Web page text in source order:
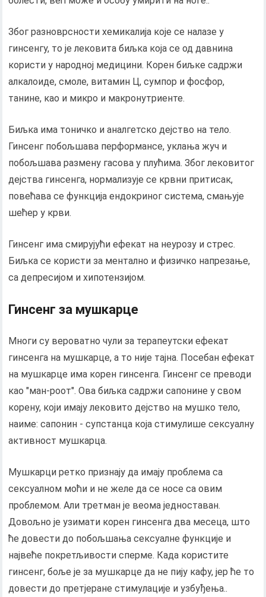
Због разноврсности хемикалија које се налазе у
гинсенгу, то је лековита биљка која се од давнина
користи у народној медицини. Корен биљке садржи
алкалоиде, смоле, витамин Ц, сумпор и фосфор,
танине, као и микро и макронутриенте.
Биљка има тоничко и аналгетско дејство на тело.
Гинсенг побољшава перформансе, уклања жуч и
побољшава размену гасова у плућима. Због лековитог
дејства гинсенга, нормализује се крвни притисак,
повећава се функција ендокриног система, смањује
шећер у крви.
Гинсенг има смирујући ефекат на неурозу и стрес.
Биљка се користи за ментално и физичко напрезање,
са депресијом и хипотензијом.
Гинсенг за мушкарце
Многи су вероватно чули за терапеутски ефекат
гинсенга на мушкарце, а то није тајна. Посебан ефекат
на мушкарце има корен гинсенга. Гинсенг се преводи
као "ман-роот". Ова биљка садржи сапонине у свом
корену, који имају лековито дејство на мушко тело,
наиме: сапонин - супстанца која стимулише сексуалну
активност мушкарца.
Мушкарци ретко признају да имају проблема са
сексуалном моћи и не желе да се носе са овим
проблемом. Али третман је веома једноставан.
Довољно је узимати корен гинсенга два месеца, што
ће довести до побољшања сексуалне функције и
највеће покретљивости сперме. Када користите
гинсенг, боље је за мушкарце да не пију кафу, јер ће то
довести до претјеране стимулације и узбуђења..